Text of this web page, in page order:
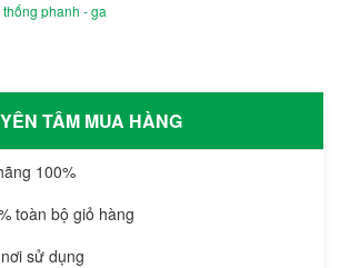
phanh - ga
YÊN TÂM MUA HÀNG
100%
toàn bộ giỏ hàng
sử dụng